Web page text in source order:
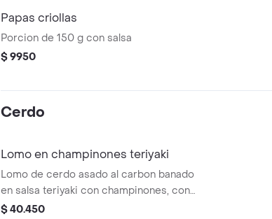
Papas criollas
Porcion de 150 g con salsa
$ 9950
Cerdo
Lomo en champinones teriyaki
Lomo de cerdo asado al carbon banado
en salsa teriyaki con champinones, con
acompanante y ensalada
$ 40.450